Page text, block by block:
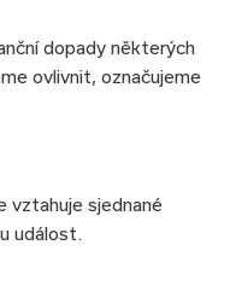
dopady některých
ovlivnit, označujeme
vztahuje sjednané
událost.